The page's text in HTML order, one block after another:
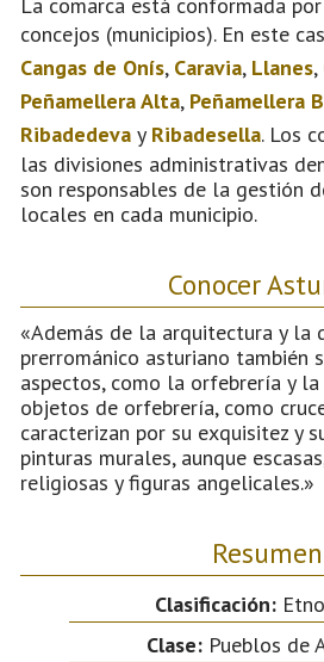
concejos (municipios). En este
Cangas de Onís, Caravia, Llanes,
Peñamellera Alta, Peñamellera
Ribadedeva y Ribadesella. Los
las divisiones administrativas
son responsables de la gestión
locales en cada municipio.
Conocer
«Además de la arquitectura y la
prerrománico asturiano también
aspectos, como la orfebrería y
objetos de orfebrería, como
caracterizan por su exquisitez y
pinturas murales, aunque
religiosas y figuras angelicales.»
Resumen
Clasificación:
Clase:Pueblos de